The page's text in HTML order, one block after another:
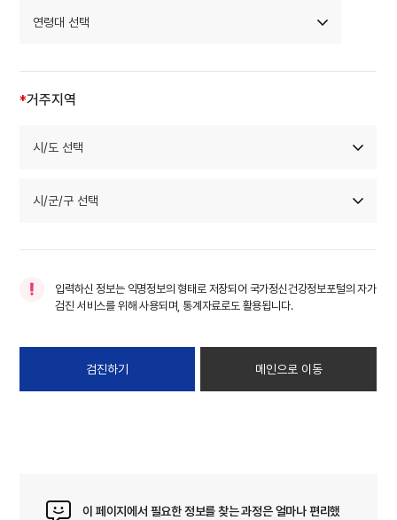
*거주지역
입력하신 정보는 익명정보의 형태로 저장되어 국가정신건강정보포털의 자가
검진 서비스를 위해 사용되며, 통계자료로도 활용됩니다.
이 페이지에서 필요한 정보를 찾는 과정은 얼마나 편리했